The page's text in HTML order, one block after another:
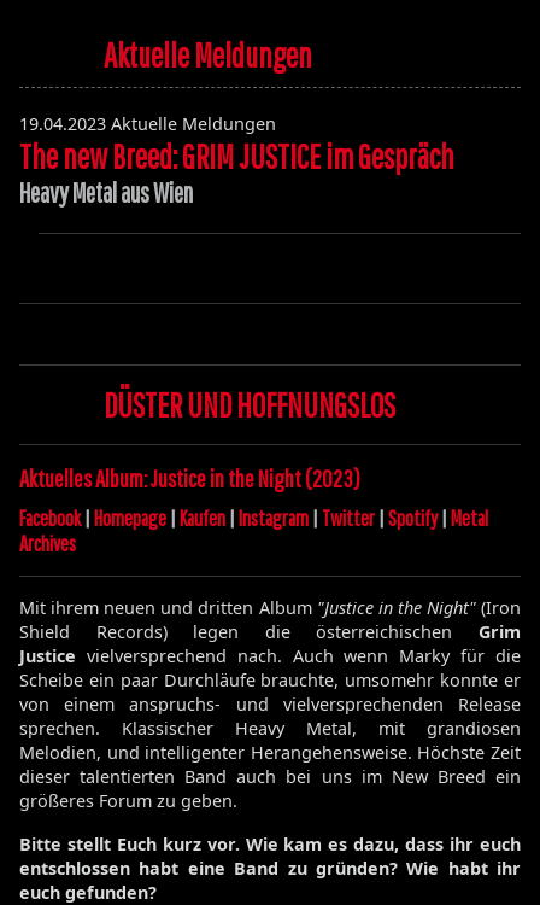
Aktuelle Meldungen
19.04.2023 Aktuelle Meldungen
The new Breed: GRIM JUSTICE im Gespräch
Heavy Metal aus Wien
DÜSTER UND HOFFNUNGSLOS
Aktuelles Album: Justice in the Night (2023)
Facebook|Homepage|Kaufen|Instagram| Twitter|Spotify|Metal
Archives
Mit ihrem neuen und dritten Album "Justice in the Night"(Iron
Shield Records) legen die österreichischen Grim
Justice vielversprechend nach. Auch wenn Marky für die
Scheibe ein paar Durchläufe brauchte, umsomehr konnte er
von einem anspruchs- und vielversprechenden Release
sprechen. Klassischer Heavy Metal, mit grandiosen
Melodien, und intelligenter Herangehensweise. Höchste Zeit
dieser talentierten Band auch bei uns im New Breed ein
größeres Forum zu geben.
Bitte stellt Euch kurz vor. Wie kam es dazu, dass ihr euch
entschlossen habt eine Band zu gründen? Wie habt ihr
euch gefunden?